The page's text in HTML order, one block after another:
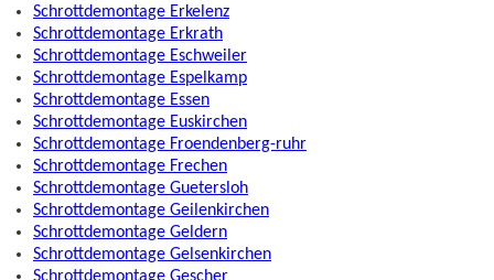
Schrottdemontage Erkelenz
Schrottdemontage Erkrath
Schrottdemontage Eschweiler
Schrottdemontage Espelkamp
Schrottdemontage Essen
Schrottdemontage Euskirchen
Schrottdemontage Froendenberg-ruhr
Schrottdemontage Frechen
Schrottdemontage Guetersloh
Schrottdemontage Geilenkirchen
Schrottdemontage Geldern
Schrottdemontage Gelsenkirchen